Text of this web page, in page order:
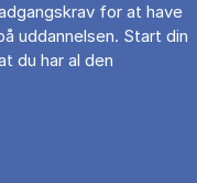
for at have
uddannelsen. Start din
du har al den